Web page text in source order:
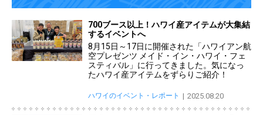
700ブース以上！ハワイ産アイテムが大集結
するイベントへ
8月15日～17日に開催された「ハワイアン航
空プレゼンツ メイド・イン・ハワイ・フェ
スティバル」に行ってきました。気になっ
たハワイ産アイテムをずらりご紹介！
ハワイのイベント・レポート 2025.08.20